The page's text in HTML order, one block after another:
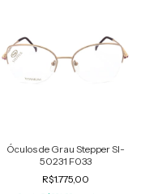
Óculos de Grau Stepper SI-
50231 F033
R$1.775,00